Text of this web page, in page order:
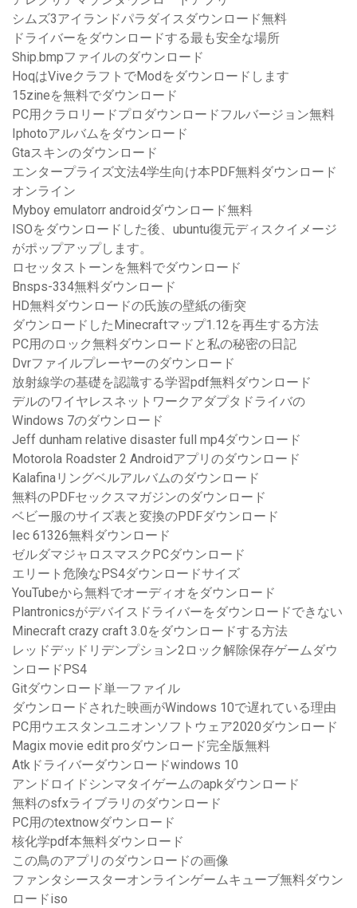
シムズ3アイランドパラダイスダウンロード無料
ドライバーをダウンロードする最も安全な場所
Ship.bmpファイルのダウンロード
HoqはViveクラフトでModをダウンロードします
15zineを無料でダウンロード
PC用クラロリードプロダウンロードフルバージョン無料
Iphotoアルバムをダウンロード
Gtaスキンのダウンロード
エンタープライズ文法4学生向け本PDF無料ダウンロード
オンライン
Myboy emulatorr androidダウンロード無料
ISOをダウンロードした後、ubuntu復元ディスクイメージ
がポップアップします。
ロセッタストーンを無料でダウンロード
Bnsps-334無料ダウンロード
HD無料ダウンロードの氏族の壁紙の衝突
ダウンロードしたMinecraftマップ1.12を再生する方法
PC用のロック無料ダウンロードと私の秘密の日記
Dvrファイルプレーヤーのダウンロード
放射線学の基礎を認識する学習pdf無料ダウンロード
デルのワイヤレスネットワークアダプタドライバの
Windows 7のダウンロード
Jeff dunham relative disaster full mp4ダウンロード
Motorola Roadster 2 Androidアプリのダウンロード
Kalafinaリングベルアルバムのダウンロード
無料のPDFセックスマガジンのダウンロード
ベビー服のサイズ表と変換のPDFダウンロード
Iec 61326無料ダウンロード
ゼルダマジャロスマスクPCダウンロード
エリート危険なPS4ダウンロードサイズ
YouTubeから無料でオーディオをダウンロード
Plantronicsがデバイスドライバーをダウンロードできない
Minecraft crazy craft 3.0をダウンロードする方法
レッドデッドリデンプション2ロック解除保存ゲームダウ
ンロードPS4
Gitダウンロード単一ファイル
ダウンロードされた映画がWindows 10で遅れている理由
PC用ウエスタンユニオンソフトウェア2020ダウンロード
Magix movie edit proダウンロード完全版無料
Atkドライバーダウンロードwindows 10
アンドロイドシンマタイゲームのapkダウンロード
無料のsfxライブラリのダウンロード
PC用のtextnowダウンロード
核化学pdf本無料ダウンロード
この鳥のアプリのダウンロードの画像
ファンタシースターオンラインゲームキューブ無料ダウン
ロードiso